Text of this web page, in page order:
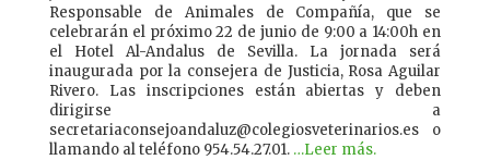
Responsable de Animales de Compañía, que se
celebrarán el próximo 22 de junio de 9:00 a 14:00h en
el Hotel Al-Andalus de Sevilla. La jornada será
inaugurada por la consejera de Justicia, Rosa Aguilar
Rivero. Las inscripciones están abiertas y deben
dirigirse a
secretariaconsejoandaluz@colegiosveterinarios.es o
llamando al teléfono 954.54.27.01. …Leer más.